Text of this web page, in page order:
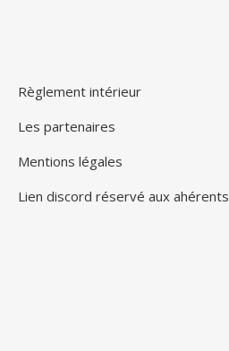
Règlement intérieur
Les partenaires
Mentions légales
Lien discord réservé aux ahérents